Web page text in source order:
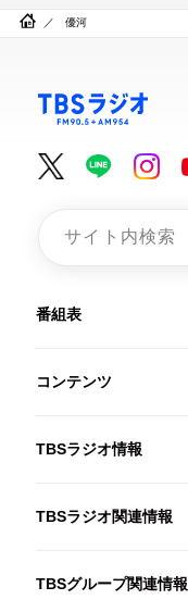
優河
番組表
コンテンツ
TBSラジオ情報
TBSラジオ関連情報
TBSグループ関連情報